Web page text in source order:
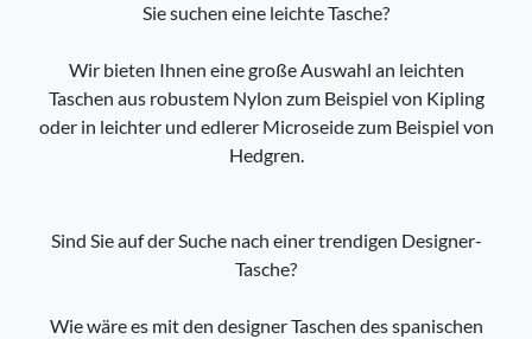
Sie suchen eine leichte Tasche?
Wir bieten Ihnen eine große Auswahl an leichten
Taschen aus robustem Nylon zum Beispiel von Kipling
oder in leichter und edlerer Microseide zum Beispiel von
Hedgren.
Sind Sie auf der Suche nach einer trendigen Designer-
Tasche?
Wie wäre es mit den designer Taschen des spanischen